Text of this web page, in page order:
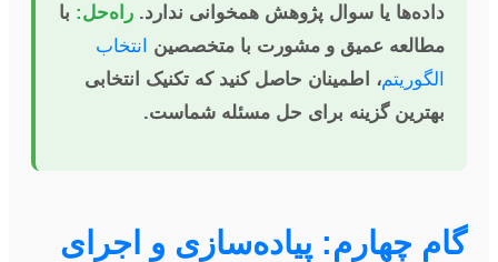
داده‌ها یا سوال پژوهش همخوانی ندارد. راه‌حل: با
مطالعه عمیق و مشورت با متخصصین
انتخاب
الگوریتم، اطمینان حاصل کنید که تکنیک انتخابی
بهترین گزینه برای حل مسئله شماست.
گام چهارم: پیاده‌سازی و اجرای